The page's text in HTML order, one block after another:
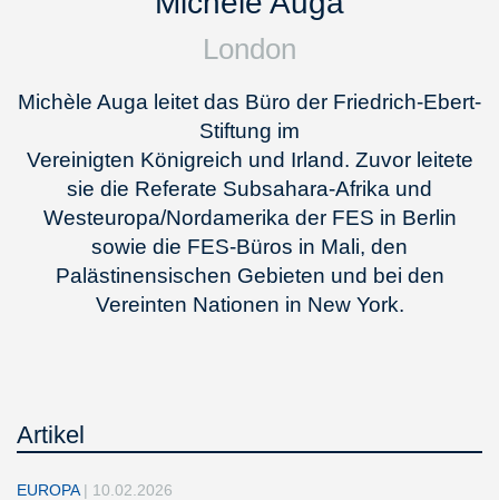
London
Michèle Auga leitet das Büro der Friedrich-Ebert-
Stiftung im
Vereinigten Königreich und Irland. Zuvor leitete
sie die Referate Subsahara-Afrika und
Westeuropa/Nordamerika der FES in Berlin
sowie die FES-Büros in Mali, den
Palästinensischen Gebieten und bei den
Vereinten Nationen in New York.
Artikel
EUROPA | 10.02.2026